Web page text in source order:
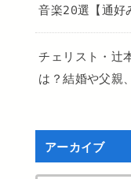
音楽20選【通好
チェリスト・辻
は？結婚や父親
アーカイブ